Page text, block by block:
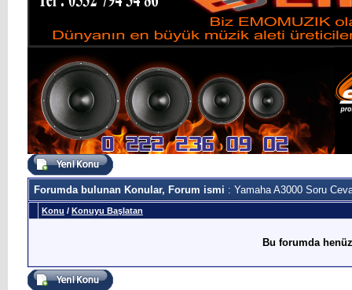
Forumda bulunan Konular, Forum ismi : Yamaha A3000 Soru
Konu / Konuyu Başlatan
Bu forumda